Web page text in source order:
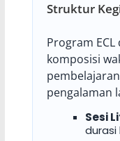
Struktur
Program
komposisi
pengalaman
Sesi